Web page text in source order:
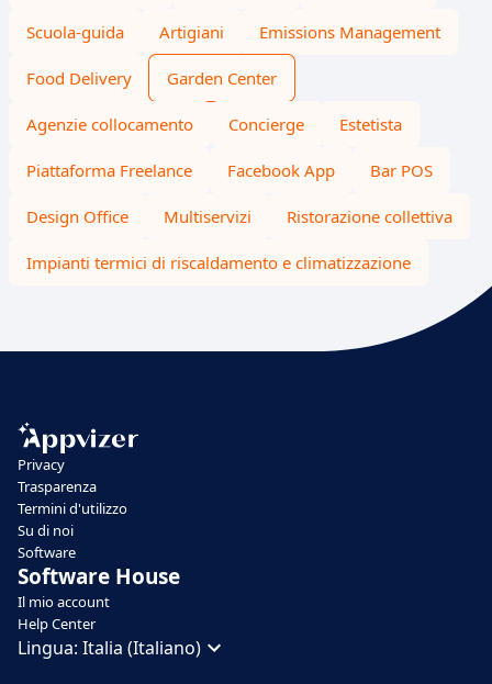
Scuola-guida Artigiani Emissions Management
Food Delivery Garden Center
Agenzie collocamento Concierge Estetista
Piattaforma Freelance Facebook App Bar POS
Design Office Multiservizi Ristorazione collettiva
Impianti termici di riscaldamento e climatizzazione
Privacy
Trasparenza
Termini d'utilizzo
Su di noi
Software
Software House
Il mio account
Help Center
Lingua: Italia (Italiano)